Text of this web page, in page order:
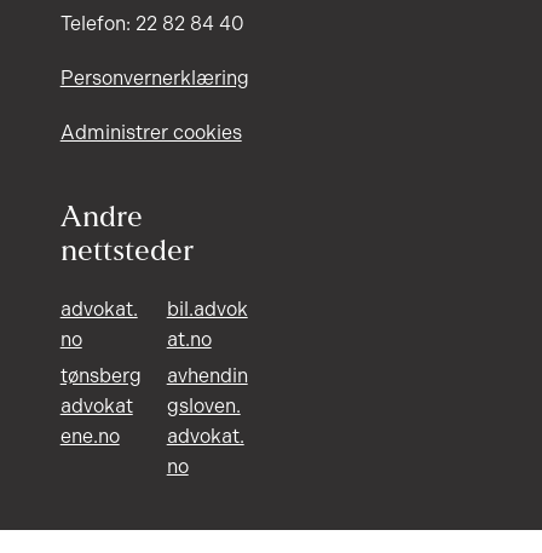
Telefon: 22 82 84 40
Personvernerklæring
Administrer cookies
Andre
nettsteder
advokat.
no
bil.advok
at.no
tønsberg
advokat
ene.no
avhendin
gsloven.
advokat.
no